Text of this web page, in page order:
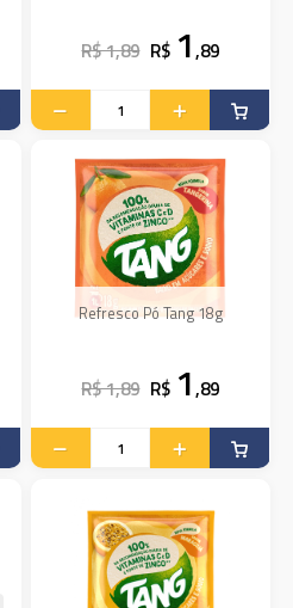
R$ 1,89 R$ 1,89
Refresco Pó Tang 18g
R$ 1,89 R$ 1,89